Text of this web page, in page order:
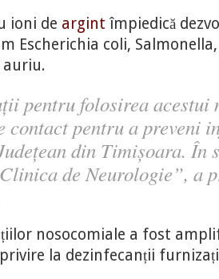
ioni de argint împiedică
Escherichia coli,
auriu.
pentru folosirea acestui
contact pentru a preveni
din Timișoara. În
de Neurologie”, a
nosocomiale a fost
la dezinfecanții